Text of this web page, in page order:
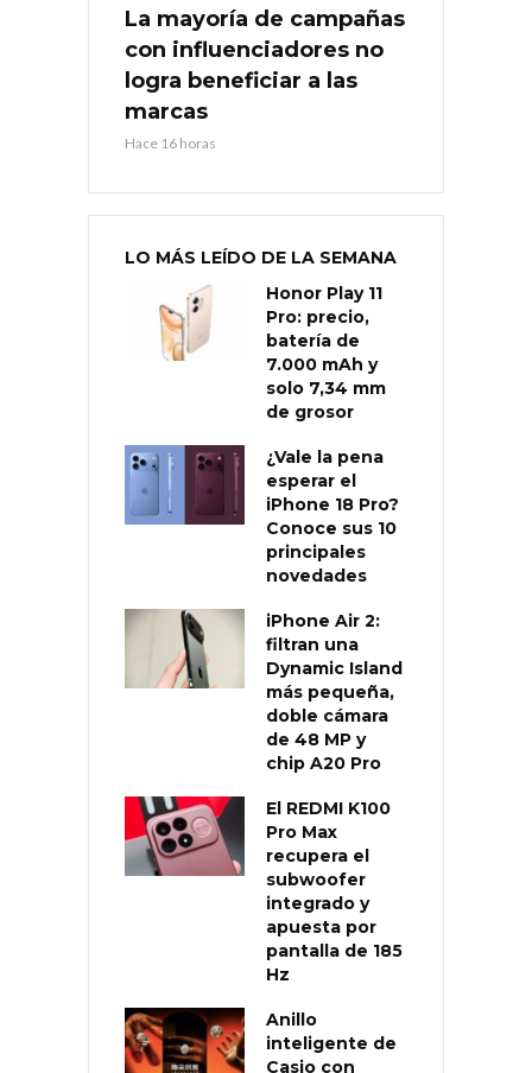
La mayoría de campañas
con influenciadores no
logra beneficiar a las
marcas
Hace 16 horas
LO MÁS LEÍDO DE LA SEMANA
Honor Play 11
Pro: precio,
batería de
7.000 mAh y
solo 7,34 mm
de grosor
¿Vale la pena
esperar el
iPhone 18 Pro?
Conoce sus 10
principales
novedades
iPhone Air 2:
filtran una
Dynamic Island
más pequeña,
doble cámara
de 48 MP y
chip A20 Pro
El REDMI K100
Pro Max
recupera el
subwoofer
integrado y
apuesta por
pantalla de 185
Hz
Anillo
inteligente de
Casio con